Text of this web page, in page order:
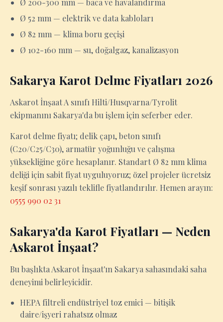
Ø 200-300 mm — baca ve havalandırma
Ø 52 mm — elektrik ve data kabloları
Ø 82 mm — klima boru geçişi
Ø 102-160 mm — su, doğalgaz, kanalizasyon
Sakarya Karot Delme Fiyatları 2026
Askarot İnşaat A sınıfı Hilti/Husqvarna/Tyrolit
ekipmanını Sakarya'da bu işlem için seferber eder.
Karot delme fiyatı; delik çapı, beton sınıfı
(C20/C25/C30), armatür yoğunluğu ve çalışma
yüksekliğine göre hesaplanır. Standart Ø 82 mm klima
deliği için sabit fiyat uyguluyoruz; özel projeler ücretsiz
keşif sonrası yazılı teklifle fiyatlandırılır. Hemen arayın:
0555 990 02 31
Sakarya'da Karot Fiyatları — Neden
Askarot İnşaat?
Bu başlıkta Askarot İnşaat'ın Sakarya sahasındaki saha
deneyimi belirleyicidir.
HEPA filtreli endüstriyel toz emici — bitişik
daire/işyeri rahatsız olmaz